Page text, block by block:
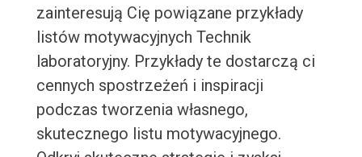
zainteresują Cię powiązane przykłady
listów motywacyjnych Technik
laboratoryjny. Przykłady te dostarczą ci
cennych spostrzeżeń i inspiracji
podczas tworzenia własnego,
skutecznego listu motywacyjnego.